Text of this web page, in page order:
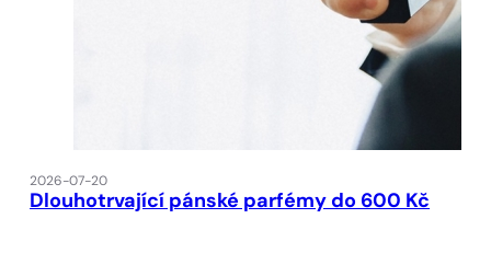
2026-07-20
Dlouhotrvající pánské parfémy do 600 Kč